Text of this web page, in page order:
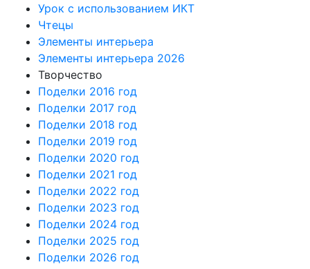
Урок с использованием ИКТ
Чтецы
Элементы интерьера
Элементы интерьера 2026
Творчество
Поделки 2016 год
Поделки 2017 год
Поделки 2018 год
Поделки 2019 год
Поделки 2020 год
Поделки 2021 год
Поделки 2022 год
Поделки 2023 год
Поделки 2024 год
Поделки 2025 год
Поделки 2026 год